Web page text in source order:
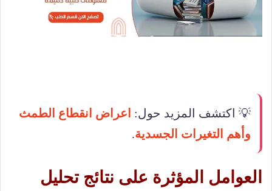
💡 اكتشف المزيد حول: اعراض انقطاع الطمث
وأهم التغيرات الجسدية.
العوامل المؤثرة على نتائج تحليل